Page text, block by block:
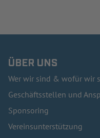
ÜBER UNS
Wer wir sind & wofür wir
Geschäftsstellen und
Sponsoring
Vereinsunterstützung